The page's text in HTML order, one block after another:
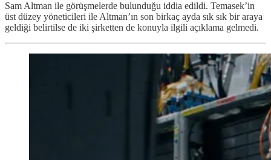
Sam Altman ile görüşmelerde bulunduğu iddia edildi. Temasek’in
üst düzey yöneticileri ile Altman’ın son birkaç ayda sık sık bir araya
geldiği belirtilse de iki şirketten de konuyla ilgili açıklama gelmedi.